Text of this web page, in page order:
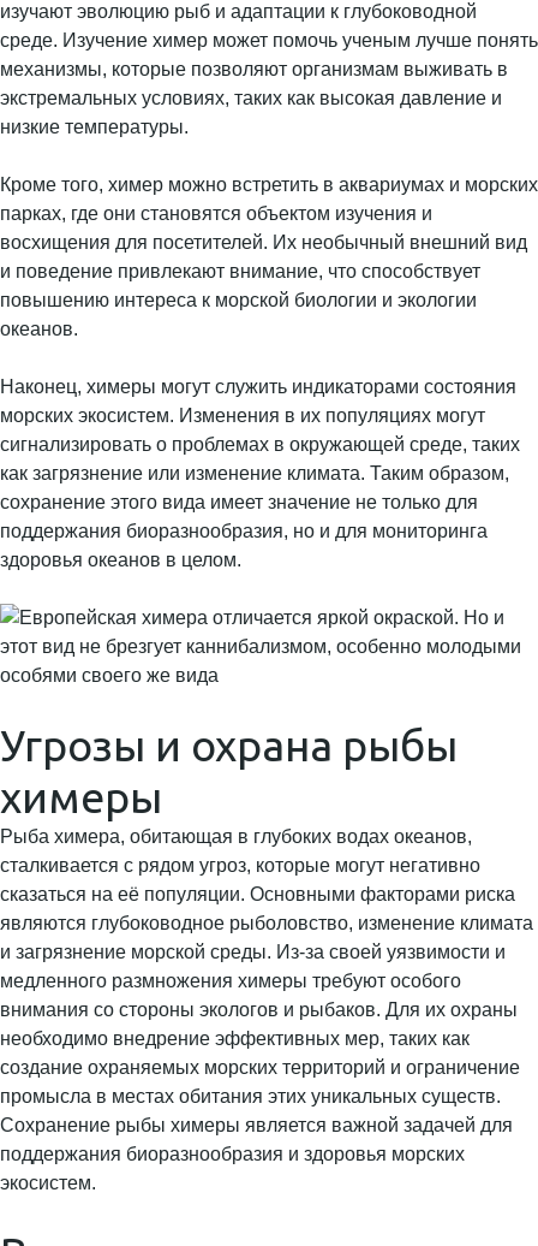
изучают эволюцию рыб и адаптации к глубоководной
среде. Изучение химер может помочь ученым лучше понять
механизмы, которые позволяют организмам выживать в
экстремальных условиях, таких как высокая давление и
низкие температуры.
Кроме того, химер можно встретить в аквариумах и морских
парках, где они становятся объектом изучения и
восхищения для посетителей. Их необычный внешний вид
и поведение привлекают внимание, что способствует
повышению интереса к морской биологии и экологии
океанов.
Наконец, химеры могут служить индикаторами состояния
морских экосистем. Изменения в их популяциях могут
сигнализировать о проблемах в окружающей среде, таких
как загрязнение или изменение климата. Таким образом,
сохранение этого вида имеет значение не только для
поддержания биоразнообразия, но и для мониторинга
здоровья океанов в целом.
Угрозы и охрана рыбы
химеры
Рыба химера, обитающая в глубоких водах океанов,
сталкивается с рядом угроз, которые могут негативно
сказаться на её популяции. Основными факторами риска
являются глубоководное рыболовство, изменение климата
и загрязнение морской среды. Из-за своей уязвимости и
медленного размножения химеры требуют особого
внимания со стороны экологов и рыбаков. Для их охраны
необходимо внедрение эффективных мер, таких как
создание охраняемых морских территорий и ограничение
промысла в местах обитания этих уникальных существ.
Сохранение рыбы химеры является важной задачей для
поддержания биоразнообразия и здоровья морских
экосистем.